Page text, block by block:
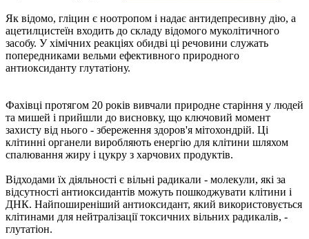
Як відомо, гліцин є ноотропом і надає антидепресивну дію, а
ацетилцистеїн входить до складу відомого муколітичного
засобу. У хімічних реакціях обидві ці речовини служать
попередниками вельми ефективного природного
антиоксиданту глутатіону.
Фахівці протягом 20 років вивчали природне старіння у людей
та мишей і прийшли до висновку, що ключовий момент
захисту від нього - збереження здоров'я мітохондрій. Ці
клітинні органели виробляють енергію для клітини шляхом
спалювання жиру і цукру з харчових продуктів.
Відходами їх діяльності є вільні радикали - молекули, які за
відсутності антиоксидантів можуть пошкоджувати клітини і
ДНК. Найпоширеніший антиоксидант, який використовується
клітинами для нейтралізації токсичних вільних радикалів, -
глутатіон.